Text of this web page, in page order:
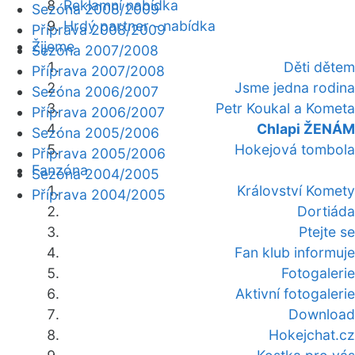
Reklamní nabídka
Hrdý partner - nabídka
Žijeme
Děti dětem
Jsme jedna rodina
Petr Koukal a Kometa
Chlapi ŽENÁM
Hokejová tombola
Fanzóna
Království Komety
Dortiáda
Ptejte se
Fan klub informuje
Fotogalerie
Aktivní fotogalerie
Download
Hokejchat.cz
Sezóna 2008/2009
Příprava 2008/2009
Sezóna 2007/2008
Příprava 2007/2008
Sezóna 2006/2007
Příprava 2006/2007
Sezóna 2005/2006
Příprava 2005/2006
Sezóna 2004/2005
Příprava 2004/2005